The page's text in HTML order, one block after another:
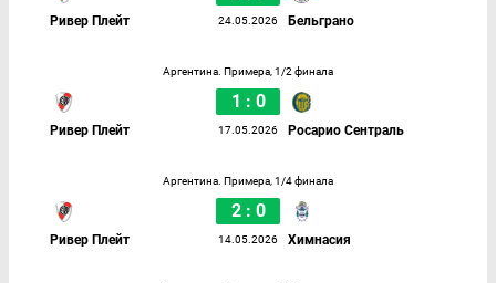
Ривер Плейт 24.05.2026 Бельграно
Аргентина. Примера, 1/2 финала
Ривер Плейт
1 : 0
17.05.2026 Росарио Сентраль
Аргентина. Примера, 1/4 финала
Ривер Плейт
2 : 0
14.05.2026 Химнасия